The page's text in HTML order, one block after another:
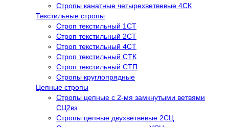
Стропы канатные четырехветвевые 4СК
Текстильные стропы
Строп текстильный 1СТ
Строп текстильный 2СТ
Строп текстильный 4СТ
Строп текстильный СТК
Строп текстильный СТП
Стропы круглопрядные
Цепные стропы
Стропы цепные с 2-мя замкнутыми ветвями
СЦ2вз
Стропы цепные двухветвевые 2СЦ